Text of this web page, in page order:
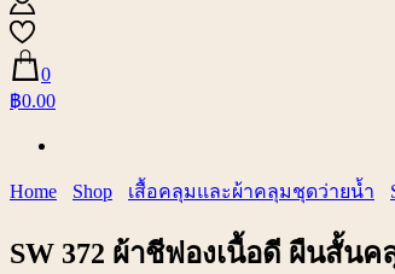
0
฿0.00
Home Shop เสื้อคลุมและผ้าคลุมชุดว่ายน้ำ
SW 372 ผ้าชีฟองเนื้อดี ผืนสั้น